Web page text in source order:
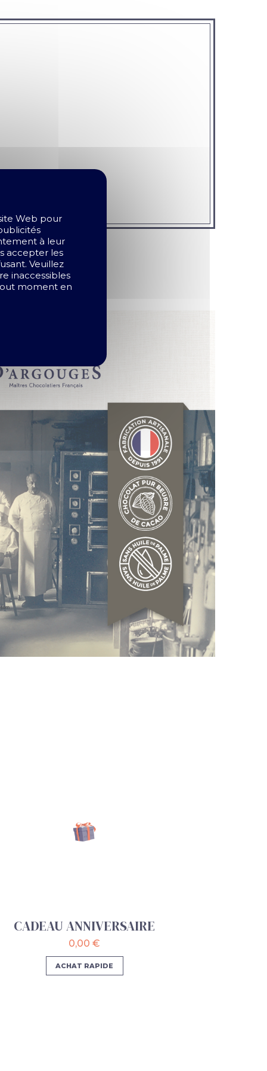
CADEAU ANNIVERSAIRE
0,00 €
ACHAT RAPIDE
Web pour
à leur
accepter les
Veuillez
inaccessibles
moment en